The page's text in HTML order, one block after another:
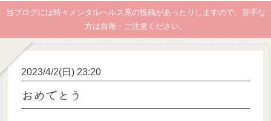
当ブログには時々メンタルヘルス系の投稿があったりしますので、苦手な
方は自衛・ご注意ください。
2023/4/2(日) 23:20
おめでとう